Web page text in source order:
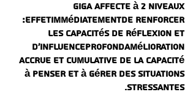
Giga affecte à 2 niveaux
:effetimmédiatementde renforcer
les capacités de réflexion et
d'influenceprofondAmélioration
accrue et cumulative de la capacité
à penser et à gérer des situations
stressantes.